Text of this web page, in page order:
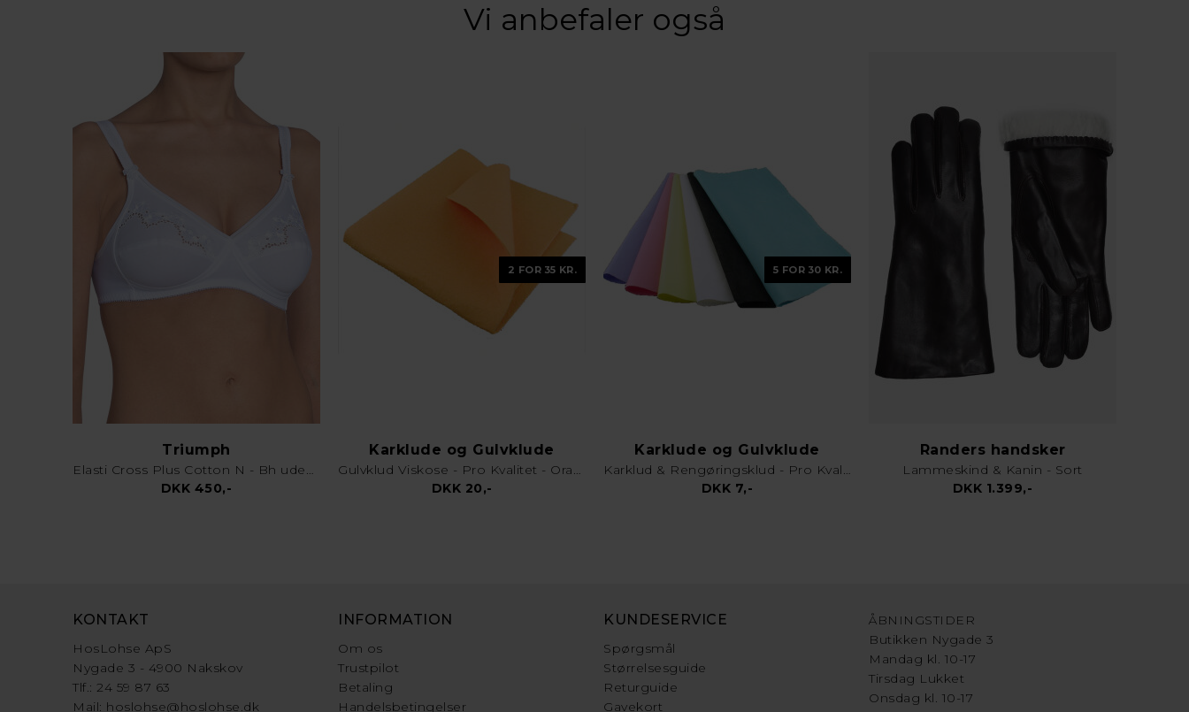
Vi anbefaler også
Triumph
Elasti Cross Plus Cotton N - Bh uden bøjle - Hvid
DKK 450,-
2 FOR 35 KR.
Karklude og Gulvklude
Gulvklud Viskose - Pro Kvalitet - Orange
DKK 20,-
5 FOR 30 KR.
Karklude og Gulvklude
Karklud & Rengøringsklud - Pro Kvalitet - Valgfri Farve
DKK 7,-
Randers handsker
Lammeskind & Kanin - Sort
DKK 1.399,-
KONTAKT
HosLohse ApS
Nygade 3 - 4900 Nakskov
Tlf.: 24 59 87 63
Mail: hoslohse@hoslohse.dk
INFORMATION
Om os
Trustpilot
Betaling
Handelsbetingelser
KUNDESERVICE
Spørgsmål
Størrelsesguide
Returguide
Gavekort
ÅBNINGSTIDER
Butikken Nygade 3
Mandag kl. 10-17
Tirsdag Lukket
Onsdag kl. 10-17